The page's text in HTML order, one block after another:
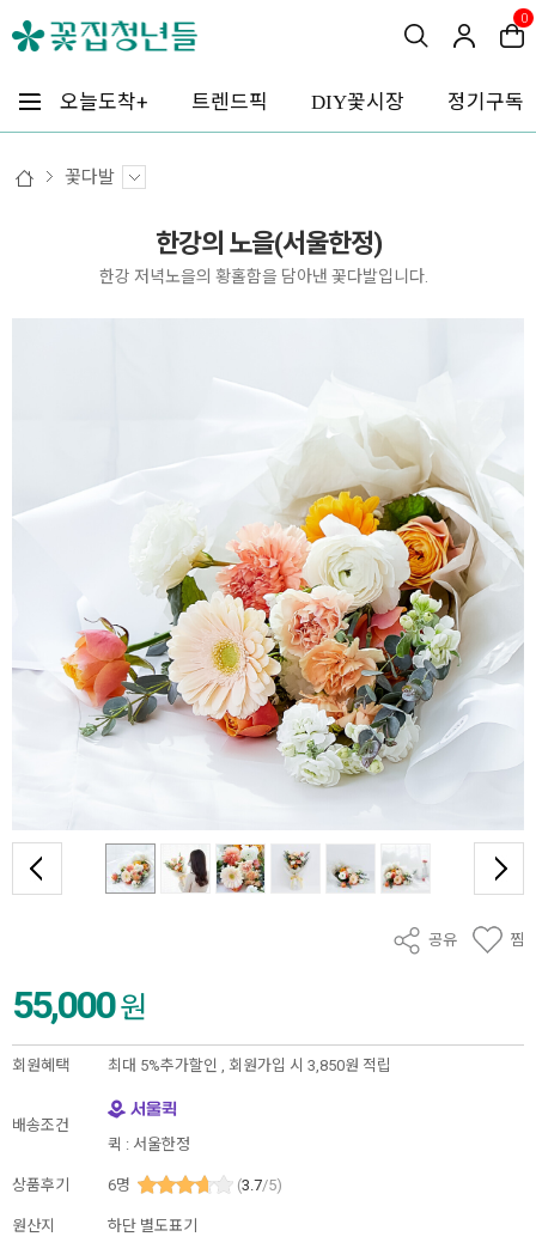
0
오늘도착+ 트렌드픽 DIY꽃시장 정기구독
꽃다발
한강의 노을(서울한정)
한강 저녁노을의 황홀함을 담아낸 꽃다발입니다.
공유 찜
55,000원
회원혜택 최대 5%추가할인 , 회원가입 시 3,850원 적립
배송조건
퀵 : 서울한정
상품후기 6명 (3.7/5)
원산지 하단 별도표기